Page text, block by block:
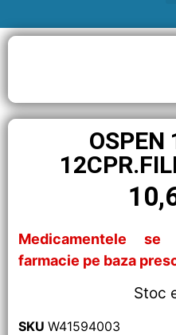
OSPEN
Medicamentele
farmacie pe baza
Stoc
SKU W41594003